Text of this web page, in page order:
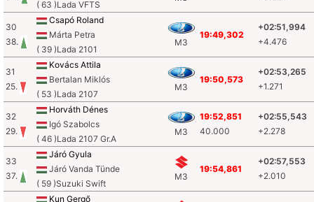
( 63 )Lada VFTS
30
38.
Csapó Roland
Márta Petra
( 39 )Lada 2101
M3
19:49,302
+02:51,994
+4.476
31
25.
Kovács Attila
Bertalan Miklós
( 53 )Lada 2107
M3
19:50,573
+02:53,265
+1.271
32
29.
Horváth Dénes
Igó Szabolcs
( 46 )Lada 2107 Gr.A
M3
19:52,851
40.000
+02:55,543
+2.278
33
37.
Járó Gyula
Járó Vanda Tünde
( 59 )Suzuki Swift
M3
19:54,861
+02:57,553
+2.010
Kun Gergő